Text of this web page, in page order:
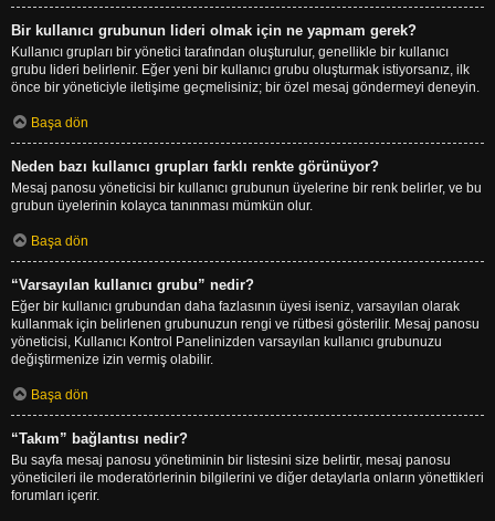
Bir kullanıcı grubunun lideri olmak için ne yapmam gerek?
Kullanıcı grupları bir yönetici tarafından oluşturulur, genellikle bir kullanıcı
grubu lideri belirlenir. Eğer yeni bir kullanıcı grubu oluşturmak istiyorsanız, ilk
önce bir yöneticiyle iletişime geçmelisiniz; bir özel mesaj göndermeyi deneyin.
Başa dön
Neden bazı kullanıcı grupları farklı renkte görünüyor?
Mesaj panosu yöneticisi bir kullanıcı grubunun üyelerine bir renk belirler, ve bu
grubun üyelerinin kolayca tanınması mümkün olur.
Başa dön
“Varsayılan kullanıcı grubu” nedir?
Eğer bir kullanıcı grubundan daha fazlasının üyesi iseniz, varsayılan olarak
kullanmak için belirlenen grubunuzun rengi ve rütbesi gösterilir. Mesaj panosu
yöneticisi, Kullanıcı Kontrol Panelinizden varsayılan kullanıcı grubunuzu
değiştirmenize izin vermiş olabilir.
Başa dön
“Takım” bağlantısı nedir?
Bu sayfa mesaj panosu yönetiminin bir listesini size belirtir, mesaj panosu
yöneticileri ile moderatörlerinin bilgilerini ve diğer detaylarla onların yönettikleri
forumları içerir.